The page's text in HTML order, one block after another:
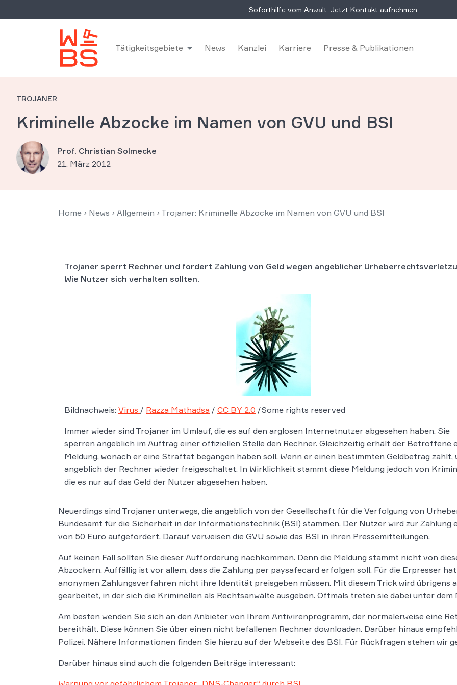
Soforthilfe vom Anwalt: Jetzt Kontakt aufnehmen
Tätigkeitsgebiete News Kanzlei Karriere Presse & Publikationen
TROJANER
Kriminelle Abzocke im Namen von GVU und BSI
Prof. Christian Solmecke
21. März 2012
Home › News › Allgemein › Trojaner: Kriminelle Abzocke im Namen von GVU und BSI
Trojaner sperrt Rechner und fordert Zahlung von Geld wegen angeblicher
Wie Nutzer sich verhalten sollten.
Bildnachweis: Virus / Razza Mathadsa / CC BY 2.0 /Some rights reserved
Immer wieder sind Trojaner im Umlauf, die es auf den arglosen Internetnutzer abgesehen haben. Sie
sperren angeblich im Auftrag einer offiziellen Stelle den Rechner. Gleichzeitig erhält der Betroffene
Meldung, wonach er eine Straftat begangen haben soll. Wenn er einen bestimmten Geldbetrag zahlt,
angeblich der Rechner wieder freigeschaltet. In Wirklichkeit stammt diese Meldung jedoch von
die es nur auf das Geld der Nutzer abgesehen haben.
Neuerdings sind Trojaner unterwegs, die angeblich von der Gesellschaft für die Verfolgung von
Bundesamt für die Sicherheit in der Informationstechnik (BSI) stammen. Der Nutzer wird zur
von 50 Euro aufgefordert. Darauf verweisen die GVU sowie das BSI in ihren Pressemitteilungen.
Auf keinen Fall sollten Sie dieser Aufforderung nachkommen. Denn die Meldung stammt nicht von
Abzockern. Auffällig ist vor allem, dass die Zahlung per paysafecard erfolgen soll. Für die Erpresser
anonymen Zahlungsverfahren nicht ihre Identität preisgeben müssen. Mit diesem Trick wird übrigens
gearbeitet, in der sich die Kriminellen als Rechtsanwälte ausgeben. Oftmals treten sie dabei unter
Am besten wenden Sie sich an den Anbieter von Ihrem Antivirenprogramm, der normalerweise eine
bereithält. Diese können Sie über einen nicht befallenen Rechner downloaden. Darüber hinaus
Polizei. Nähere Informationen finden Sie hierzu auf der Webseite des BSI. Für Rückfragen stehen wir
Darüber hinaus sind auch die folgenden Beiträge interessant: